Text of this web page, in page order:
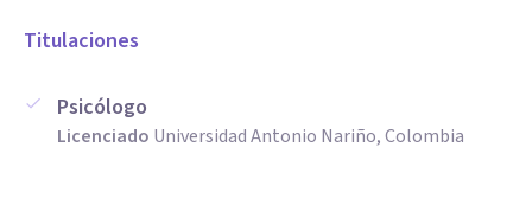
Titulaciones
Psicólogo
Licenciado Universidad Antonio Nariño, Colombia